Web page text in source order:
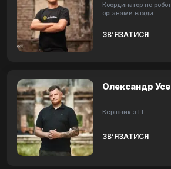
Координатор по
органами влади
ЗВ’ЯЗАТИСЯ
Олександр
Керівник з ІТ
ЗВ’ЯЗАТИСЯ